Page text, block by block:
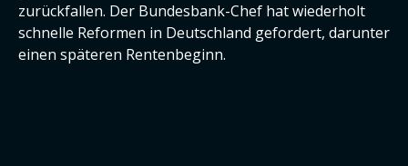
zurückfallen. Der Bundesbank-Chef hat wiederholt
schnelle Reformen in Deutschland gefordert, darunter
einen späteren Rentenbeginn.